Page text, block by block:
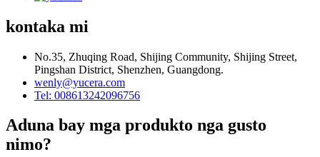
kontaka mi
No.35, Zhuqing Road, Shijing Community, Shijing Street,
Pingshan District, Shenzhen, Guangdong.
wenly@yucera.com
Tel: 008613242096756
Aduna bay mga produkto nga gusto
nimo?